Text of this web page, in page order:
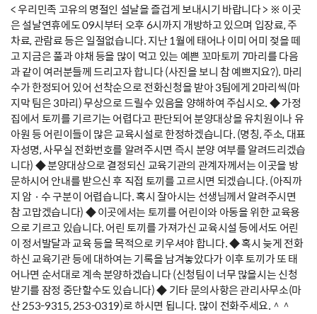
< 우리민족 고유의 명절인 설날을 즐겁게 보내시기 바랍니다 > ※ 이곳
은 설날연휴에도 09시부터 오후 6시까지 개방하고 있으며 입장료, 주
차료, 관람료 등은 일절없습니다. 지난 1월에 태어나 이미 어미 젖을 떼
고 지금은 풀과 야채 등을 많이 먹고 있는 예쁜 꼬마토끼 7마리를 다음
과 같이 여러분들께 드리고자 합니다 (사진을 보니 참 예쁘지요?). 마리
수가 한정되어 있어 선착순으로 전화신청을 받아 3팀에게 2마리씩(마
지막 팀은 3마리) 무상으로 드릴수 있음을 양해하여 주십시오. ◆ 가정
집에서 토끼를 기르기는 어렵다고 판단되어 분양대상을 유치원이나 유
아원 등 어린이들이 많은 교육시설로 한정하겠습니다. (명칭, 주소, 대표
자성명, 사무실 전화번호를 알려주시면 즉시 분양 여부를 알려드리겠습
니다) ◆ 분양대상으로 결정되신 교육기관의 관계자께서는 이곳을 방
문하시어 안내를 받으신 후 직접 토끼를 고르시면 되겠습니다. (아직까
지 암 · 수 구분이 어렵습니다. 혹시 잘아시는 선생님께서 알려주시면
참 고맙겠습니다) ◆ 이곳에서는 토끼를 어린이와 아동을 위한 교육용
으로 기르고 있습니다. 어린 토끼를 가져가신 교육시설 등에서도 어린
이 정서발달과 교육 등을 목적으로 키우셔야 합니다. ◆ 혹시 늦게 전화
하신 교육기관 등에 대하여는 기록을 남겨놓았다가 이후 토끼가 또 태
어나면 순서대로 계속 분양하겠습니다 (신청팀이 너무 많을시는 신청
받기를 잠정 중단할수도 있습니다) ◆ 기타 문의사항은 관리사무소(마
산 253-9315, 253-0319)로 하시면 됩니다. 많이 전화주세요.＾＾